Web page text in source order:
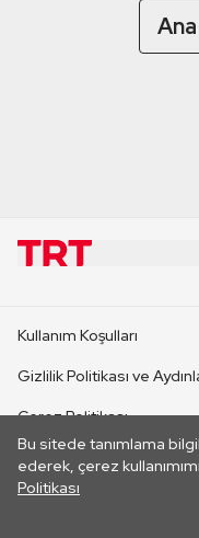
Bu sitede tanımlama
ederek, çerez
Politikası
CANLI YAYINLAR
Kullanım Koşulları
Gizlilik Politikası ve
Çerez Politikası
İletişim
Her hakkı saklıdır.